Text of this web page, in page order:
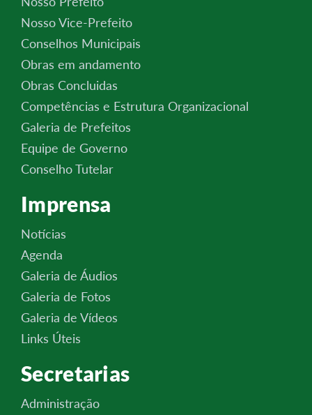
Nosso Vice-Prefeito
Conselhos Municipais
Obras em andamento
Obras Concluidas
Competências e Estrutura Organizacional
Galeria de Prefeitos
Equipe de Governo
Conselho Tutelar
Imprensa
Notícias
Agenda
Galeria de Áudios
Galeria de Fotos
Galeria de Vídeos
Links Úteis
Secretarias
Administração